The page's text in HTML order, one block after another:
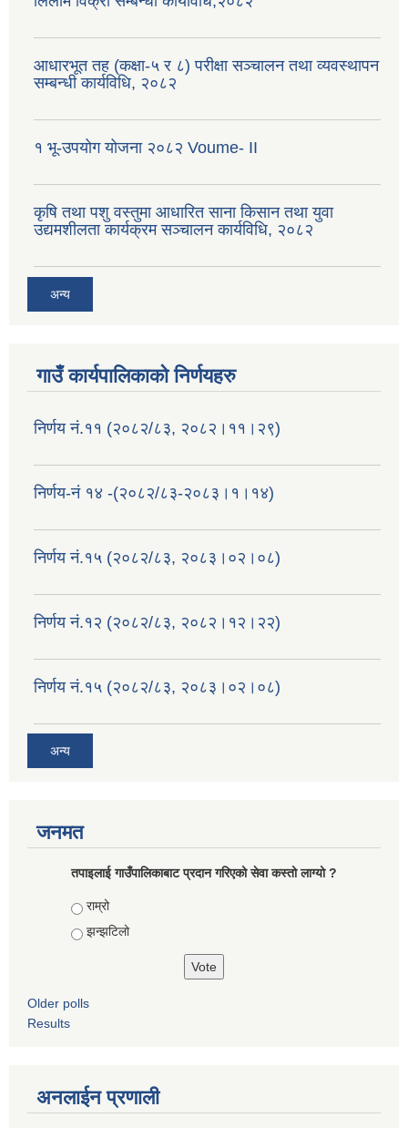
आधारभूत तह (कक्षा-५ र ८) परीक्षा सञ्चालन तथा व्यवस्थापन
सम्बन्धी कार्यविधि, २०८२
१ भू-उपयोग योजना २०८२ Voume- II
कृषि तथा पशु वस्तुमा आधारित साना किसान तथा युवा
उद्यमशीलता कार्यक्रम सञ्चालन कार्यविधि, २०८२
अन्य
गाउँ कार्यपालिकाको निर्णयहरु
निर्णय नं.११ (२०८२/८३, २०८२।११।२९)
निर्णय-नं १४ -(२०८२/८३-२०८३।१।१४)
निर्णय नं.१५ (२०८२/८३, २०८३।०२।०८)
निर्णय नं.१२ (२०८२/८३, २०८२।१२।२२)
निर्णय नं.१५ (२०८२/८३, २०८३।०२।०८)
अन्य
जनमत
तपाइलाई गाउँपालिकाबाट प्रदान गरिएको सेवा कस्तो लाग्यो ?
Choices
राम्रो
झन्झटिलो
Older polls
Results
अनलाईन प्रणाली